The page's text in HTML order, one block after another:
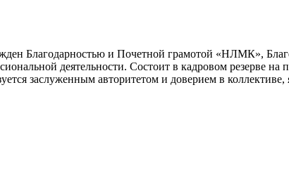
Благодарностью и Почетной грамотой «НЛМК»,
деятельности. Состоит в кадровом резерве
заслуженным авторитетом и доверием в коллективе,